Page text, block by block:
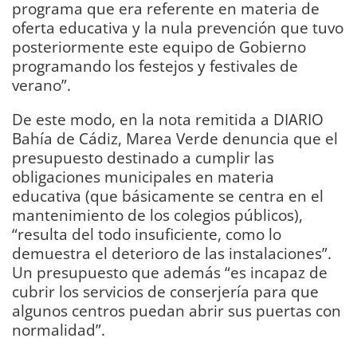
programa que era referente en materia de
oferta educativa y la nula prevención que tuvo
posteriormente este equipo de Gobierno
programando los festejos y festivales de
verano”.
De este modo, en la nota remitida a DIARIO
Bahía de Cádiz, Marea Verde denuncia que el
presupuesto destinado a cumplir las
obligaciones municipales en materia
educativa (que básicamente se centra en el
mantenimiento de los colegios públicos),
“resulta del todo insuficiente, como lo
demuestra el deterioro de las instalaciones”.
Un presupuesto que además “es incapaz de
cubrir los servicios de conserjería para que
algunos centros puedan abrir sus puertas con
normalidad”.